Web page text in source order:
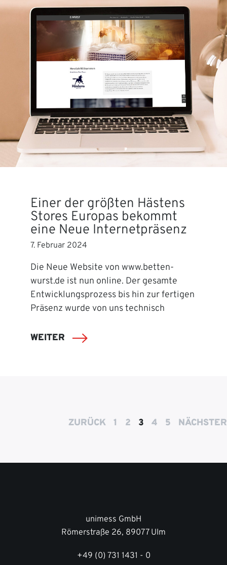
Einer der größten Hästens
Stores Europas bekommt
eine Neue Internetpräsenz
7. Februar 2024
Die Neue Website von www.betten-
wurst.de ist nun online. Der gesamte
Entwicklungsprozess bis hin zur fertigen
Präsenz wurde von uns technisch
WEITER
ZURÜCK 1 2 3 4 5 NÄCHSTER
unimess GmbH
Römerstraße 26, 89077 Ulm
+49 (0) 731 1431 - 0